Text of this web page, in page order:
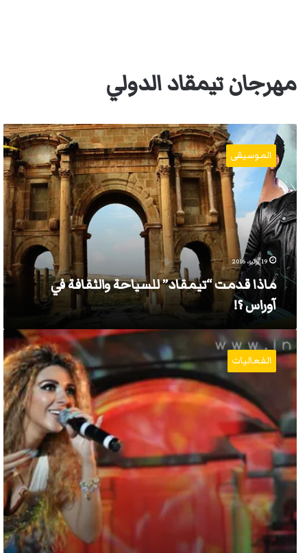
مهرجان تيمقاد الدولي
ماذا
قدمت
“تيمقاد”
للسياحة
والثقافة
في
آوراس
؟!
الموسيقى
19 يوليو، 2016
ماذا قدمت “تيمقاد” للسياحة والثقافة في
آوراس ؟!
اليوم
تنتهي
الدّعارة
في
إيشاويّن
!…
الفعاليات